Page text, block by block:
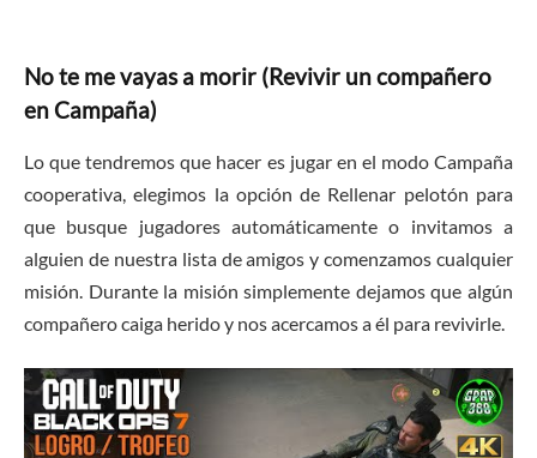
No te me vayas a morir (Revivir un compañero
en Campaña)
Lo que tendremos que hacer es jugar en el modo Campaña
cooperativa, elegimos la opción de Rellenar pelotón para
que busque jugadores automáticamente o invitamos a
alguien de nuestra lista de amigos y comenzamos cualquier
misión. Durante la misión simplemente dejamos que algún
compañero caiga herido y nos acercamos a él para revivirle.